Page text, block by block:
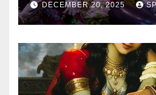
DECEMBER 20, 2025